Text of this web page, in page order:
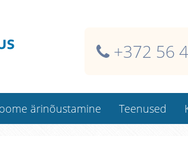
+372 56
ärinõustamine Teenused